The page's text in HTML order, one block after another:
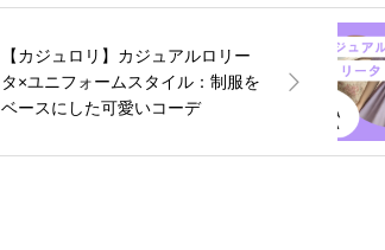
【カジュロリ】カジュアルロリー
タ×ユニフォームスタイル：制服を
ベースにした可愛いコーデ